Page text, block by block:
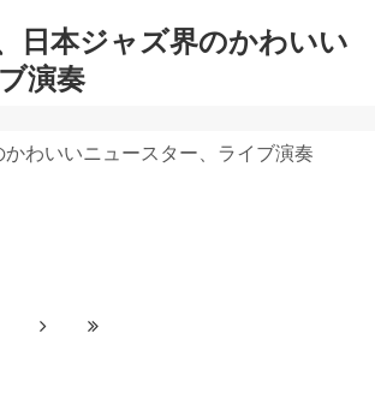
日本ジャズ界のかわいい
演奏
わいいニュースター、ライブ演奏